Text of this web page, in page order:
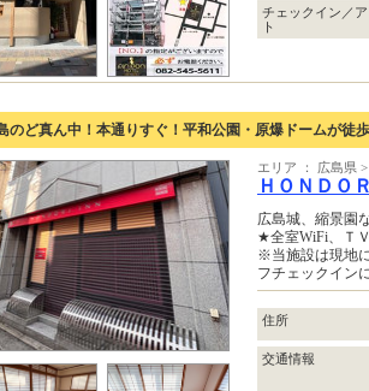
チェックイン／
ト
のど真ん中！本通りすぐ！平和公園・原爆ドームが徒
エリア ： 広島県
ＨＯＮＤＯ
広島城、縮景園
★全室WiFi、Ｔ
※当施設は現地
フチェックイン
住所
交通情報